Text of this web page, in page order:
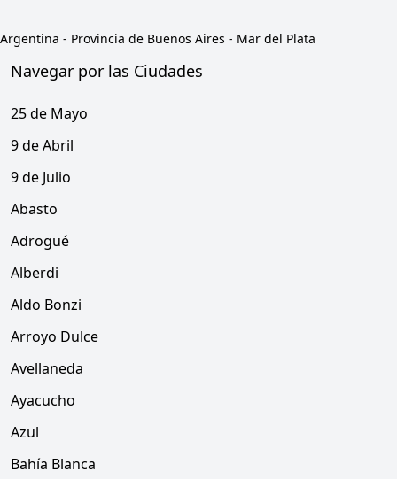
Argentina - Provincia de Buenos Aires - Mar del Plata
Navegar por las Ciudades
25 de Mayo
9 de Abril
9 de Julio
Abasto
Adrogué
Alberdi
Aldo Bonzi
Arroyo Dulce
Avellaneda
Ayacucho
Azul
Bahía Blanca